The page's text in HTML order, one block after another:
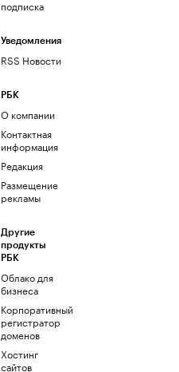
подписка
Уведомления
RSS Новости
РБК
О компании
Контактная
информация
Редакция
Размещение
рекламы
Другие
продукты
РБК
Облако для
бизнеса
Корпоративный
регистратор
доменов
Хостинг
сайтов